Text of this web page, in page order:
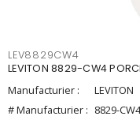
LEV8829CW4
LEVITON 8829-CW4
Manufacturier :
LEVITON
# Manufacturier : 8829-CW4